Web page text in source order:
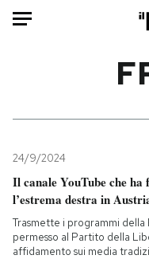
Mondo
Politica
Tecnologia
Internet
Scienza
24/9/2024
Il canale YouTube che ha
l’estrema destra in
Trasmette i programmi della
permesso al Partito della
affidamento sui media